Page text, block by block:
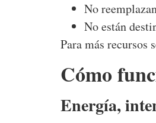
No
No están
Para más recursos
Cómo
Energía,